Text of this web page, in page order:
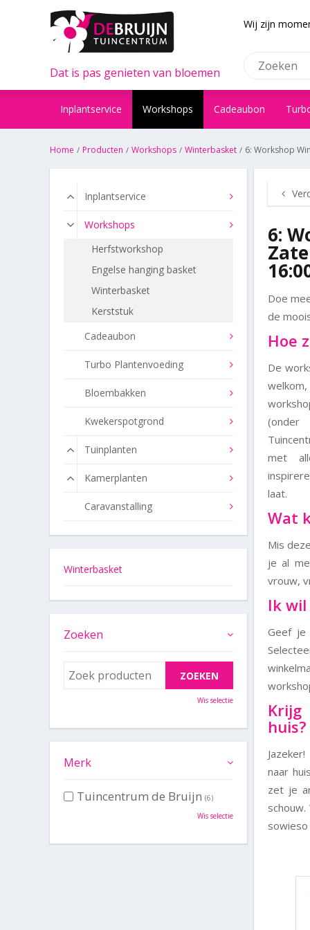
Home Producten Workshops Winterbasket 6: Workshop
Wij zijn
Dat is pas genieten van bloemen
Inplantservice Workshops Cadeaubon
6:
Doe
de
Hoe
De
(onder
met
laat.
Wat
Mis
je al
vrouw,
Ik
Geef je
huis?
naar
zet je
Inplantservice
Workshops
Herfstworkshop
Engelse hanging basket
Winterbasket
Kerststuk
Cadeaubon
Turbo Plantenvoeding
Bloembakken
Kwekerspotgrond
Tuinplanten
Kamerplanten
Caravanstalling
Winterbasket
Zoeken
Wis selectie
Merk
Tuincentrum de Bruijn (6)
Wis selectie